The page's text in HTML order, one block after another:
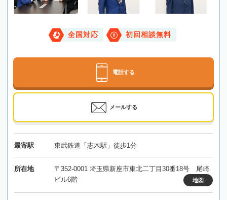
全国対応 初回相談無料
電話する
メールする
最寄駅 東武鉄道「志木駅」徒歩1分
所在地
〒352-0001 埼玉県新座市東北二丁目30番18号 尾崎
ビル6階
地図